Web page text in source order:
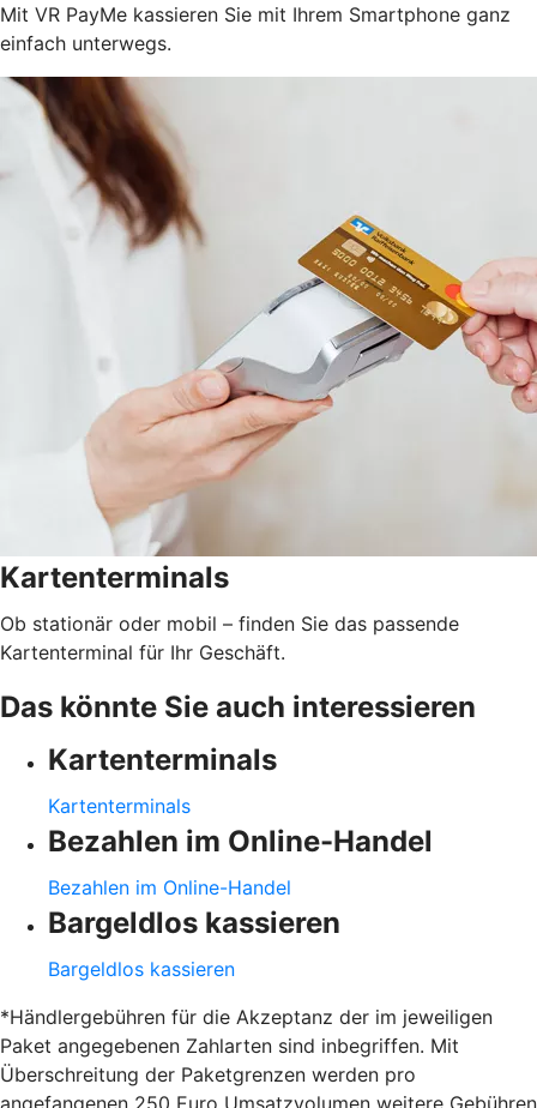
Mit VR PayMe kassieren Sie mit Ihrem Smartphone ganz
einfach unterwegs.
Kartenterminals
Ob stationär oder mobil – finden Sie das passende
Kartenterminal für Ihr Geschäft.
Das könnte Sie auch interessieren
Kartenterminals
Kartenterminals
Bezahlen im Online-Handel
Bezahlen im Online-Handel
Bargeldlos kassieren
Bargeldlos kassieren
*Händlergebühren für die Akzeptanz der im jeweiligen
Paket angegebenen Zahlarten sind inbegriffen. Mit
Überschreitung der Paketgrenzen werden pro
angefangenen 250 Euro Umsatzvolumen weitere Gebühren